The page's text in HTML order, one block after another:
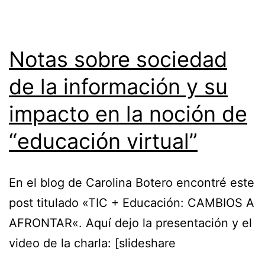
Notas sobre sociedad
de la información y su
impacto en la noción de
“educación virtual”
En el blog de Carolina Botero encontré este
post titulado «TIC + Educación: CAMBIOS A
AFRONTAR«. Aquí dejo la presentación y el
video de la charla: [slideshare